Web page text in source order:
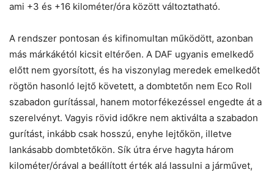
ami +3 és +16 kilométer/óra között változtatható.
A rendszer pontosan és kifinomultan működött, azonban
más márkákétól kicsit eltérően. A DAF ugyanis emelkedő
előtt nem gyorsított, és ha viszonylag meredek emelkedőt
rögtön hasonló lejtő követett, a dombtetőn nem Eco Roll
szabadon gurítással, hanem motorfékezéssel engedte át a
szerelvényt. Vagyis rövid időkre nem aktiválta a szabadon
gurítást, inkább csak hosszú, enyhe lejtőkön, illetve
lankásabb dombtetőkön. Sík útra érve hagyta három
kilométer/órával a beállított érték alá lassulni a járművet,